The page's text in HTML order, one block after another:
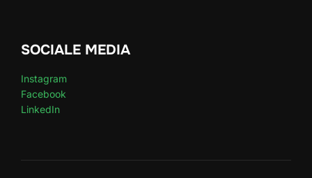
SOCIALE MEDIA
Instagram
Facebook
LinkedIn